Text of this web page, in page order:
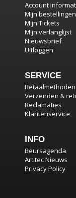
Account
Mijn bestellingen
Mijn Tickets
Mijn verlanglijst
Nieuwsbrief
Uitloggen
SERVICE
Betaalmethoden
Verzenden &
Reclamaties
Klantenservice
INFO
Beursagenda
Artitec Nieuws
Privacy Policy